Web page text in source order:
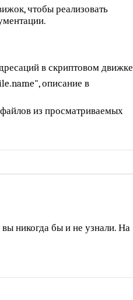
чтобы реализовать
в скриптовом движке
описание в
из просматриваемых
никогда бы и не узнали. На